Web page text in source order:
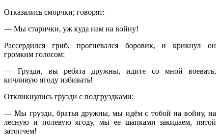
Отказались сморчки; говорят:
— Мы старички, уж куда нам на войну!
Рассердился гриб, прогневался боровик, и крикнул он
громким голосом:
— Грузди, вы ребята дружны, идите со мной воевать,
кичливую ягоду избивать!
Откликнулись грузди с подгруздками:
— Мы грузди, братья дружны, мы идём с тобой на войну, на
лесную и полевую ягоду, мы ее шапками закидаем, пятой
затопчем!